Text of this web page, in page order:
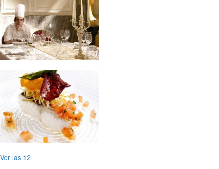
Ver las 12